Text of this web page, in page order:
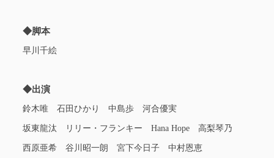
◆脚本
早川千絵
◆出演
鈴木唯 石田ひかり 中島歩 河合優実
坂東龍汰 リリー・フランキー Hana Hope 高梨琴乃
西原亜希 谷川昭一朗 宮下今日子 中村恩恵